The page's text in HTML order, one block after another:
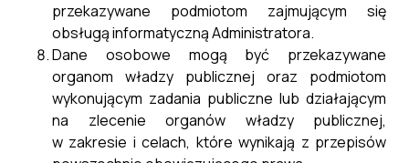
przekazywane podmiotom zajmującym się
obsługą informatyczną Administratora.
Dane osobowe mogą być przekazywane
organom władzy publicznej oraz podmiotom
wykonującym zadania publiczne lub działającym
na zlecenie organów władzy publicznej,
w zakresie i celach, które wynikają z przepisów